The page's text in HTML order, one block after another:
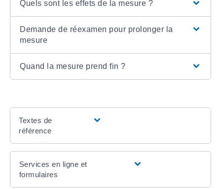
Quels sont les effets de la mesure ?
Demande de réexamen pour prolonger la
mesure
Quand la mesure prend fin ?
Textes de
référence
Services en ligne et
formulaires